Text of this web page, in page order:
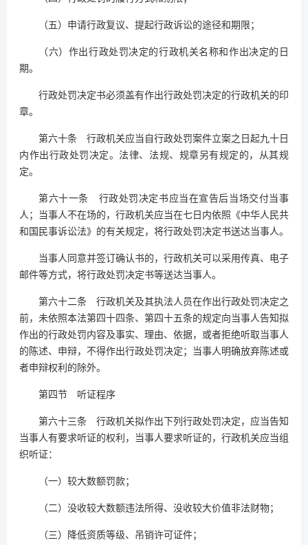
（五）申请行政复议、提起行政诉讼的途径和期限；
（六）作出行政处罚决定的行政机关名称和作出决定的日
期。
行政处罚决定书必须盖有作出行政处罚决定的行政机关的印
章。
第六十条 行政机关应当自行政处罚案件立案之日起九十日
内作出行政处罚决定。法律、法规、规章另有规定的，从其规
定。
第六十一条 行政处罚决定书应当在宣告后当场交付当事
人；当事人不在场的，行政机关应当在七日内依照《中华人民共
和国民事诉讼法》的有关规定，将行政处罚决定书送达当事人。
当事人同意并签订确认书的，行政机关可以采用传真、电子
邮件等方式，将行政处罚决定书等送达当事人。
第六十二条 行政机关及其执法人员在作出行政处罚决定之
前，未依照本法第四十四条、第四十五条的规定向当事人告知拟
作出的行政处罚内容及事实、理由、依据，或者拒绝听取当事人
的陈述、申辩，不得作出行政处罚决定；当事人明确放弃陈述或
者申辩权利的除外。
第四节 听证程序
第六十三条 行政机关拟作出下列行政处罚决定，应当告知
当事人有要求听证的权利，当事人要求听证的，行政机关应当组
织听证：
（一）较大数额罚款；
（二）没收较大数额违法所得、没收较大价值非法财物；
（三）降低资质等级、吊销许可证件；